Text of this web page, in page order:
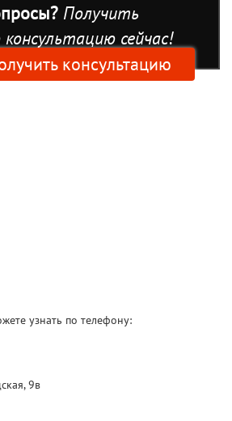
Получить
сейчас!
консультацию
узнать по телефону:
9в